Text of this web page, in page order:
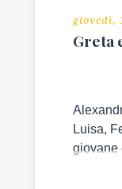
giovedì,
Greta
Luisa,
giovane